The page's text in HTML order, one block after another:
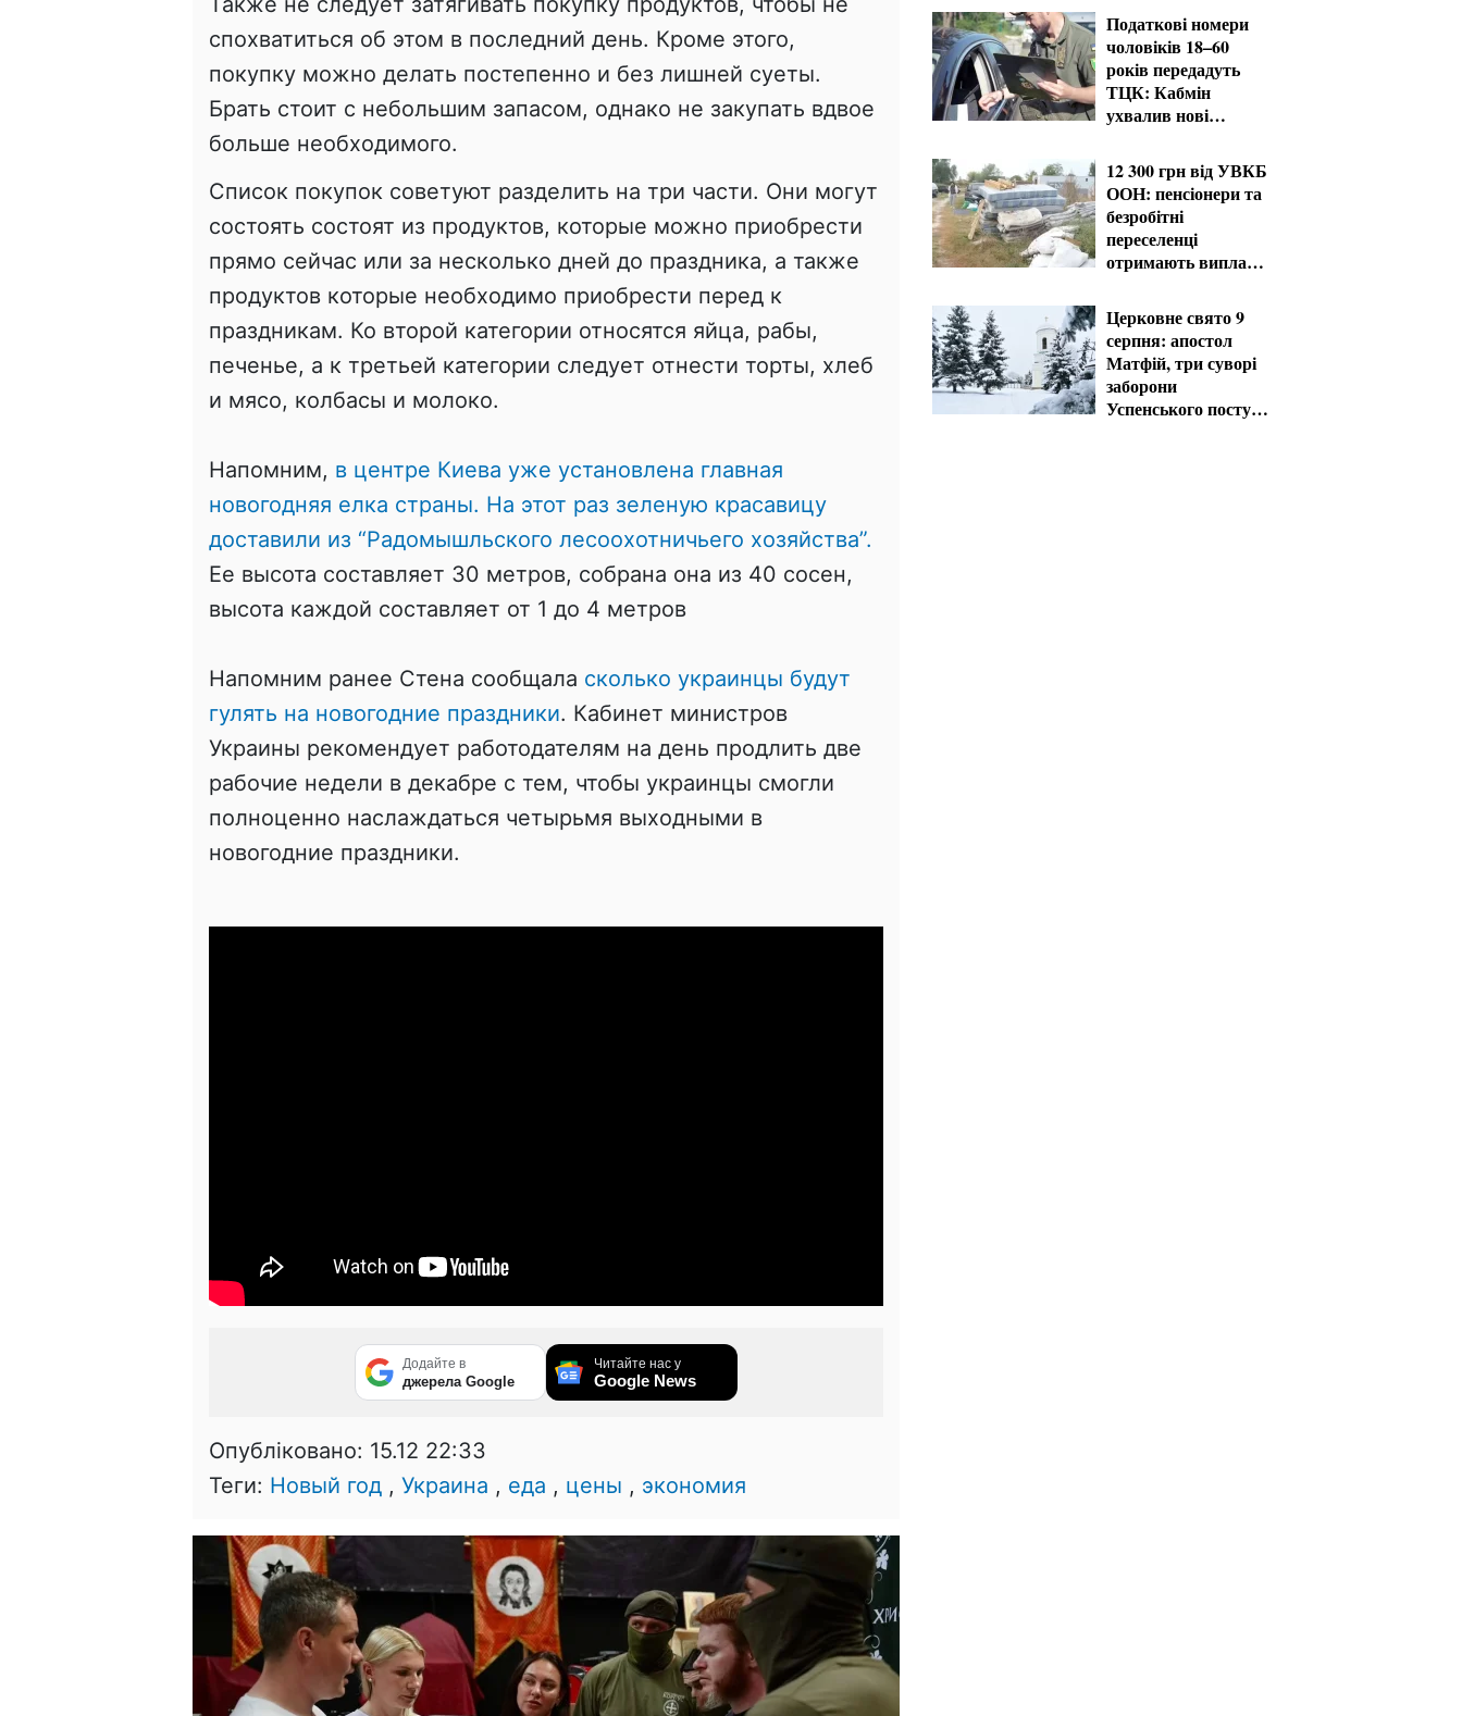
спохватиться об этом в последний день. Кроме этого,
покупку можно делать постепенно и без лишней суеты.
Брать стоит с небольшим запасом, однако не закупать вдвое
больше необходимого.
Список покупок советуют разделить на три части. Они могут
состоять состоят из продуктов, которые можно приобрести
прямо сейчас или за несколько дней до праздника, а также
продуктов которые необходимо приобрести перед к
праздникам. Ко второй категории относятся яйца, рабы,
печенье, а к третьей категории следует отнести торты, хлеб
и мясо, колбасы и молоко.
Напомним, в центре Киева уже установлена главная
новогодняя елка страны. На этот раз зеленую красавицу
доставили из “Радомышльского лесоохотничьего хозяйства”.
Ее высота составляет 30 метров, собрана она из 40 сосен,
высота каждой составляет от 1 до 4 метров
Напомним ранее Стена сообщала сколько украинцы будут
гулять на новогодние праздники. Кабинет министров
Украины рекомендует работодателям на день продлить две
рабочие недели в декабре с тем, чтобы украинцы смогли
полноценно наслаждаться четырьмя выходными в
новогодние праздники.
Додайте в
джерела Google
Читайте нас у
Google News
Опубліковано: 15.12 22:33
Теги: Новый год , Украина , еда , цены , экономия
платити
Податкові номери
чоловіків 18–60
років передадуть
ТЦК: Кабмін
ухвалив нові
12 300 грн від УВКБ
ООН: пенсіонери та
безробітні
переселенці
отримають виплати
Церковне свято 9
серпня: апостол
Матфій, три суворі
заборони
Успенського посту